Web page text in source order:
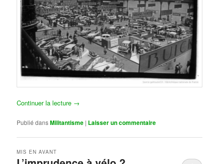
Continuer la lecture →
Publié dansMilitantisme | Laisser un commentaire
MIS EN AVANT